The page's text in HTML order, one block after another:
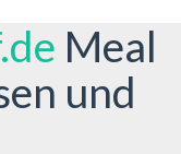
Meal
und